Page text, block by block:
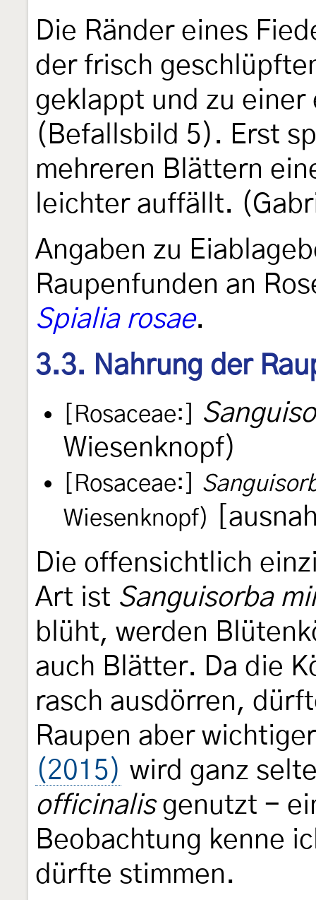
Die Ränder eines
der frisch
geklappt und zu einer
(Befallsbild 5). Erst
mehreren Blättern
leichter auffällt.
Angaben zu
Raupenfunden an
Spialia rosae.
3.3. Nahrung der
[Rosaceae:]
Wiesenknopf)
[Rosaceae:]
Wiesenknopf)
Die offensichtlich
Art ist Sanguisorba
blüht, werden
auch Blätter. Da die
rasch ausdörren,
Raupen aber
(2015) wird ganz
officinalisgenutzt -
Beobachtung kenne
dürfte stimmen.